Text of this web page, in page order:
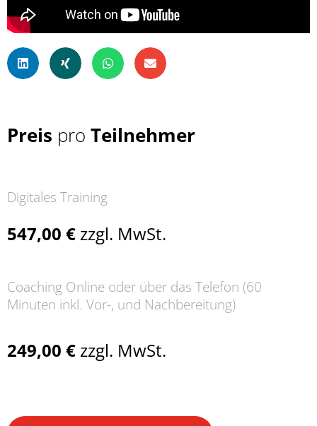
Preis pro Teilnehmer
Digitales Training
547,00 € zzgl. MwSt.
Coaching Online oder über das Telefon (60
Minuten inkl. Vor-, und Nachbereitung)
249,00 € zzgl. MwSt.